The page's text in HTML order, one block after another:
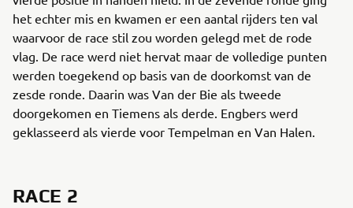
het echter mis en kwamen er een aantal rijders ten val
waarvoor de race stil zou worden gelegd met de rode
vlag. De race werd niet hervat maar de volledige punten
werden toegekend op basis van de doorkomst van de
zesde ronde. Daarin was Van der Bie als tweede
doorgekomen en Tiemens als derde. Engbers werd
geklasseerd als vierde voor Tempelman en Van Halen.
RACE 2